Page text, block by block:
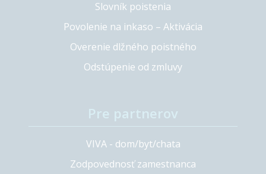
Slovník poistenia
Povolenie na inkaso – Aktivácia
Overenie dlžného poistného
Odstúpenie od zmluvy
VIVA - dom/byt/chata
Zodpovednosť zamestnanca